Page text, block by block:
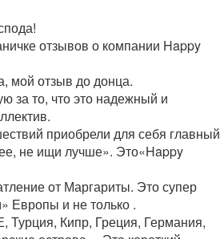
отзывов о компании Happy
мой отзыв до донца.
за то, что это надежный и
приобрели для себя главный
не ищи лучше». Это«Happy
от Маргариты. Это супер
Европы и не только .
Турция, Кипр, Греция, Германия,